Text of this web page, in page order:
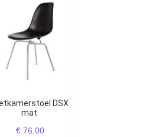
mat
€ 76,00